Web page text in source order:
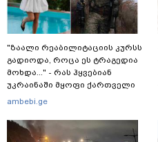
"ზაალი რეაბილიტაციის კურსს
გადიოდა, როცა ეს ტრაგედია
მოხდა..." - რას ჰყვებიან
უკრაინაში მყოფი ქართველი
მებრძოლები
ambebi.ge